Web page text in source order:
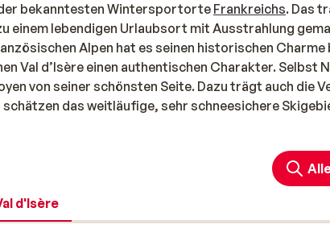
bekanntesten WintersportorteFrankreichs. Das
einem lebendigen Urlaubsort mit Ausstrahlung
Alpen hat es seinen historischen
Val d’Isère einen authentischen Charakter.
von seiner schönsten Seite. Dazu trägt auch die
das weitläufige, sehr schneesichere
Ob Sie für Ihren Skiurlaub in Val d’Isère ein
. So macht der Skiurlaub
Spielen 1992 gehört Val d’Isère zur
d'Isère